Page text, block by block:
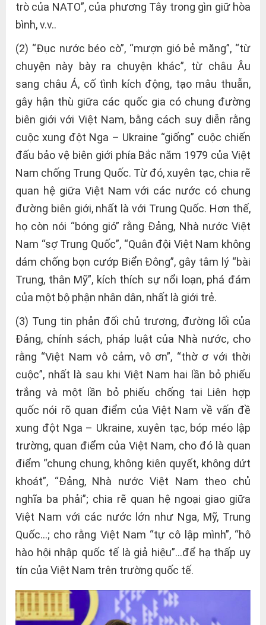
trò của NATO”, của phương Tây trong gìn giữ hòa
bình, v.v..
(2) “Đục nước béo cò”, “mượn gió bẻ măng”, “từ
chuyện này bày ra chuyện khác”, từ châu Âu
sang châu Á, cố tình kích động, tạo mâu thuẫn,
gây hận thù giữa các quốc gia có chung đường
biên giới với Việt Nam, bằng cách suy diễn rằng
cuộc xung đột Nga – Ukraine “giống” cuộc chiến
đấu bảo vệ biên giới phía Bắc năm 1979 của Việt
Nam chống Trung Quốc. Từ đó, xuyên tạc, chia rẽ
quan hệ giữa Việt Nam với các nước có chung
đường biên giới, nhất là với Trung Quốc. Hơn thế,
họ còn nói “bóng gió” rằng Đảng, Nhà nước Việt
Nam “sợ Trung Quốc”, “Quân đội Việt Nam không
dám chống bọn cướp Biển Đông”, gây tâm lý “bài
Trung, thân Mỹ”, kích thích sự nổi loạn, phá đám
của một bộ phận nhân dân, nhất là giới trẻ.
(3) Tung tin phản đối chủ trương, đường lối của
Đảng, chính sách, pháp luật của Nhà nước, cho
rằng “Việt Nam vô cảm, vô ơn”, “thờ ơ với thời
cuộc”, nhất là sau khi Việt Nam hai lần bỏ phiếu
trắng và một lần bỏ phiếu chống tại Liên hợp
quốc nói rõ quan điểm của Việt Nam về vấn đề
xung đột Nga – Ukraine, xuyên tạc, bóp méo lập
trường, quan điểm của Việt Nam, cho đó là quan
điểm “chung chung, không kiên quyết, không dứt
khoát”, “Đảng, Nhà nước Việt Nam theo chủ
nghĩa ba phải”; chia rẽ quan hệ ngoại giao giữa
Việt Nam với các nước lớn như Nga, Mỹ, Trung
Quốc…; cho rằng Việt Nam “tự cô lập mình”, “hô
hào hội nhập quốc tế là giả hiệu”…để hạ thấp uy
tín của Việt Nam trên trường quốc tế.